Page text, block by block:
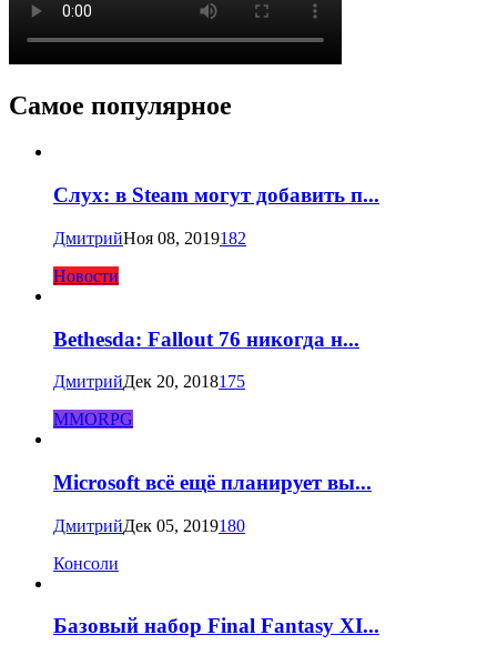
Самое популярное
Слух: в Steam могут добавить п...
ДмитрийНоя 08, 2019182
Новости
Bethesda: Fallout 76 никогда н...
ДмитрийДек 20, 2018175
MMORPG
Microsoft всё ещё планирует вы...
ДмитрийДек 05, 2019180
Консоли
Базовый набор Final Fantasy XI...